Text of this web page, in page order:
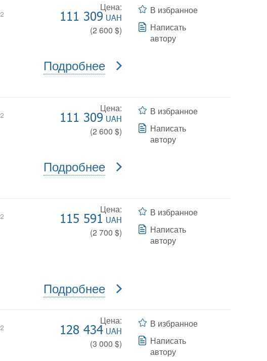
2
Цена:
111 309 UAH
(2 600 $)
Подробнее
В избранное
Написать
автору
2
Цена:
111 309 UAH
(2 600 $)
Подробнее
В избранное
Написать
автору
2
Цена:
115 591 UAH
(2 700 $)
Подробнее
В избранное
Написать
автору
2
Цена:
128 434UAH
(3 000 $)
В избранное
Написать
автору